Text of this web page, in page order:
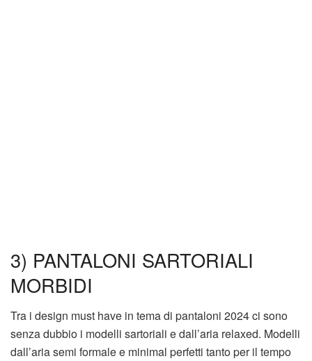
3) PANTALONI SARTORIALI
MORBIDI
Tra i design must have in tema di pantaloni 2024 ci sono
senza dubbio i modelli sartoriali e dall’aria relaxed. Modelli
dall’aria semi formale e minimal perfetti tanto per il tempo